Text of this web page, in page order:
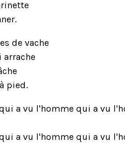
de vache
pied.
a vu l'homme qui a vu
a vu l'homme qui a vu